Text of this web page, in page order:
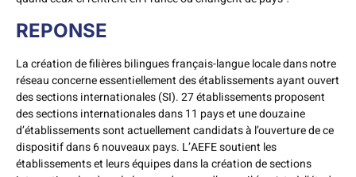
REPONSE
La création de filières bilingues français-langue locale dans notre
réseau concerne essentiellement des établissements ayant ouvert
des sections internationales (SI). 27 établissements proposent
des sections internationales dans 11 pays et une douzaine
d’établissements sont actuellement candidats à l’ouverture de ce
dispositif dans 6 nouveaux pays. L’AEFE soutient les
établissements et leurs équipes dans la création de sections